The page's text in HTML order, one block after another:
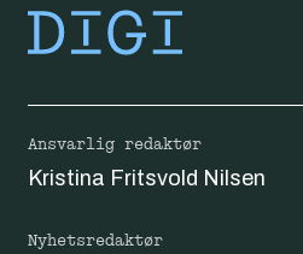
Ansvarlig redaktør
Kristina Fritsvold Nilsen
Nyhetsredaktør